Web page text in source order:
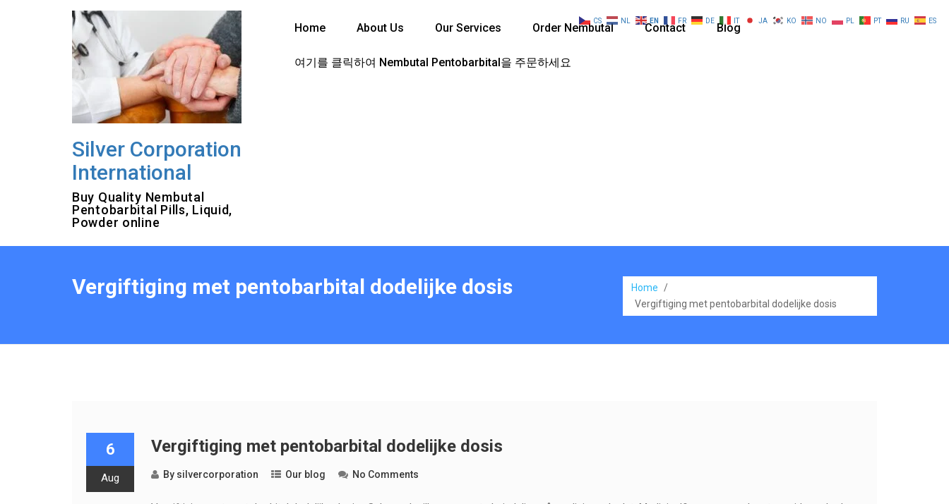
Silver Corporation
International
Buy Quality Nembutal
Pentobarbital Pills, Liquid,
Powder online
Home About Us Our Services Order Nembutal Contact Blog
여기를 클릭하여 Nembutal Pentobarbital을 주문하세요
Vergiftiging met pentobarbital dodelijke dosis Home
/
Vergiftiging met pentobarbital dodelijke dosis
6
Aug
Vergiftiging met pentobarbital dodelijke dosis
By silvercorporation Our blog No Comments
CS NL EN FR DE IT JA KO NO PL PT RU ES